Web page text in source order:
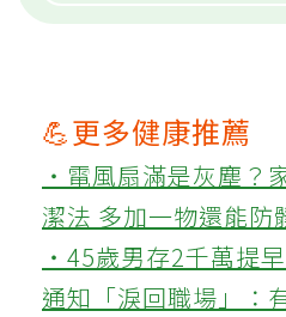
💪更多健康推薦
‧電風扇滿是灰塵？
潔法 多加一物還能防
‧45歲男存2千萬提
通知「淚回職場」：